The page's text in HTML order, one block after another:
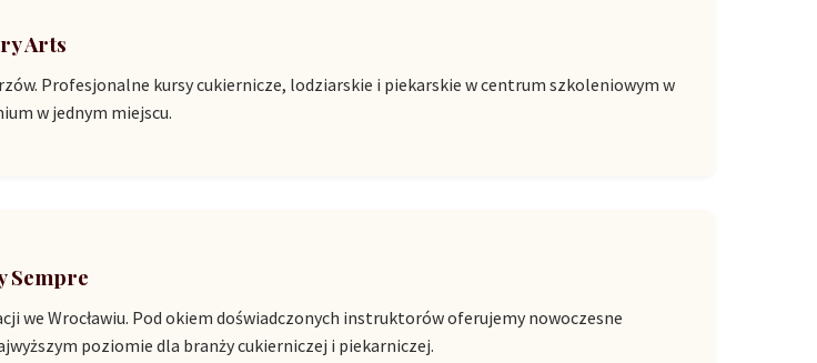
Arts
Profesjonalne kursy cukiernicze, lodziarskie i piekarskie w centrum szkoleniowym w
w jednym miejscu.
Sempre
we Wrocławiu. Pod okiem doświadczonych instruktorów oferujemy nowoczesne
poziomie dla branży cukierniczej i piekarniczej.